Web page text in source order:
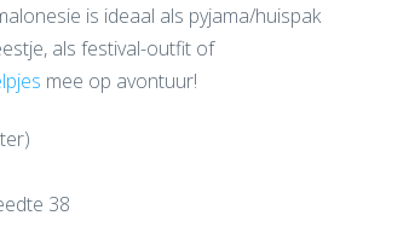
is ideaal als pyjama/huispak
als festival-outfit of
mee op avontuur!
38